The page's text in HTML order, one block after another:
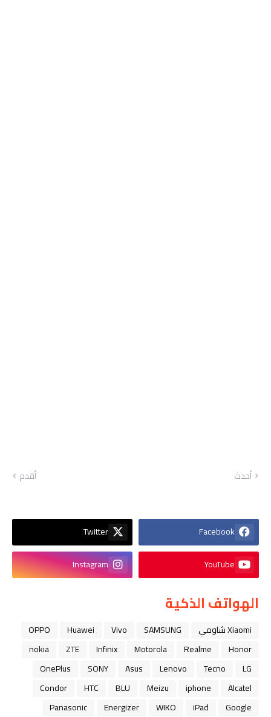
أحدث أقدم
Facebook
Twitter
YouTube
Instagram
الهواتف الذكية
Xiaomi شاومي SAMSUNG
Vivo
Huawei
OPPO
Honor
Realme
Motorola
Infinix
ZTE
nokia
LG
Tecno
Lenovo
Asus
SONY
OnePlus
Alcatel
iphone
Meizu
BLU
HTC
Condor
Google
iPad
WIKO
Energizer
Panasonic